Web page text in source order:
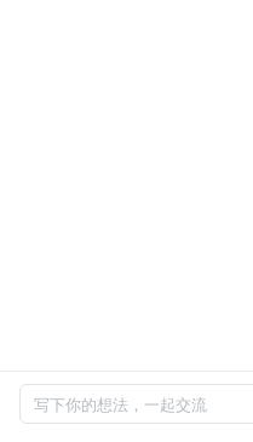
写下你的想法，一起交流